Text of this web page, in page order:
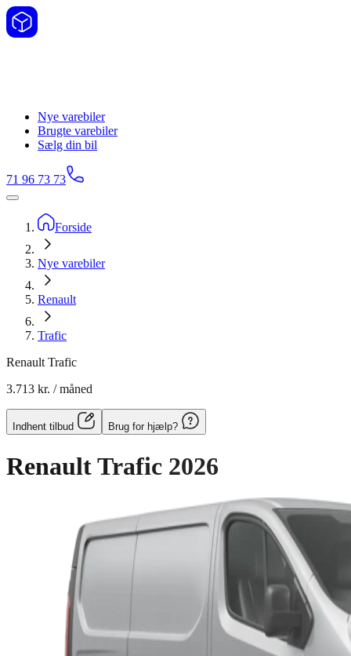
Nye varebiler
Brugte varebiler
Sælg din bil
71 96 73 73
Forside
Nye varebiler
Renault
Trafic
Renault Trafic
3.713 kr. / måned
Indhent tilbud Brug for hjælp?
Renault Trafic 2026